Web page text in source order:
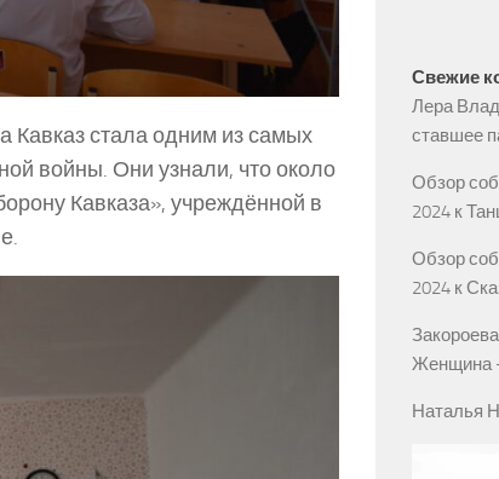
Кавказ стала одним из самых
войны. Они узнали, что около
Кавказа», учреждённой в
Свежие
Лера
ставшее
Обзор
2024 к
Обзор
2024 к
Женщина
Наталья